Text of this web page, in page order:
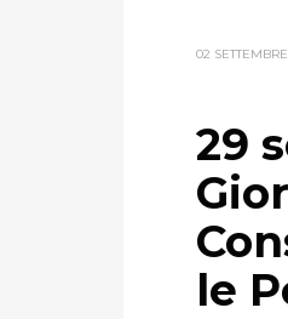
02
29
le